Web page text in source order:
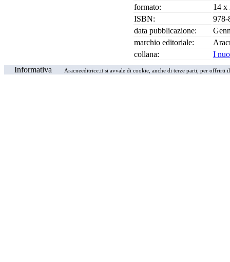
formato:
14 x
ISBN:
978-
data pubblicazione:
marchio editoriale:
collana:
I
Informativa
Aracneeditrice.it si avvale di cookie, anche di terze parti, per